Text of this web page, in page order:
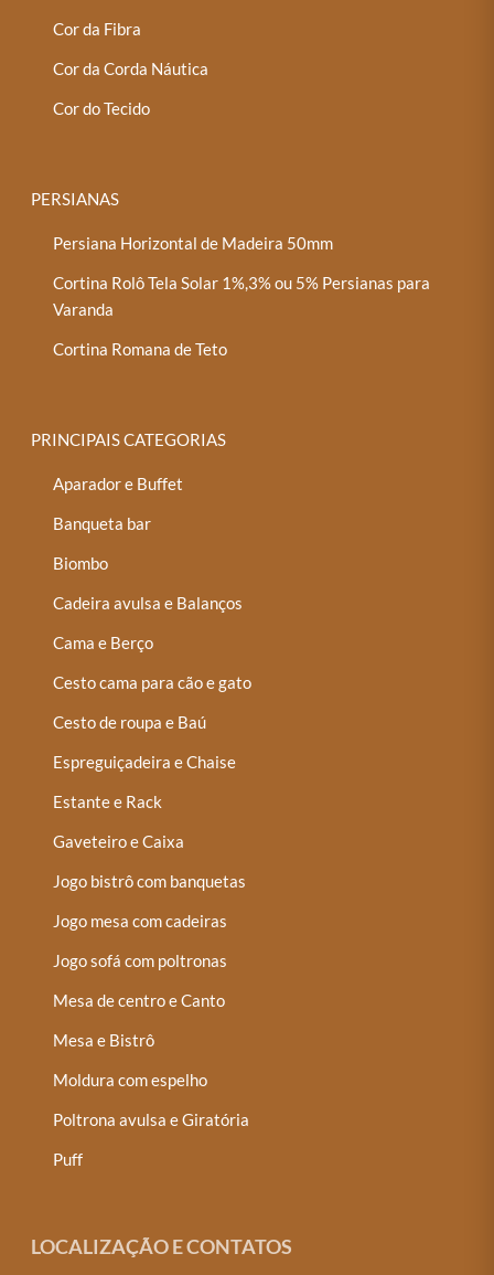
Cor da Fibra
Cor da Corda Náutica
Cor do Tecido
PERSIANAS
Persiana Horizontal de Madeira 50mm
Cortina Rolô Tela Solar 1%,3% ou 5% Persianas para
Varanda
Cortina Romana de Teto
PRINCIPAIS CATEGORIAS
Aparador e Buffet
Banqueta bar
Biombo
Cadeira avulsa e Balanços
Cama e Berço
Cesto cama para cão e gato
Cesto de roupa e Baú
Espreguiçadeira e Chaise
Estante e Rack
Gaveteiro e Caixa
Jogo bistrô com banquetas
Jogo mesa com cadeiras
Jogo sofá com poltronas
Mesa de centro e Canto
Mesa e Bistrô
Moldura com espelho
Poltrona avulsa e Giratória
Puff
LOCALIZAÇÃO E CONTATOS